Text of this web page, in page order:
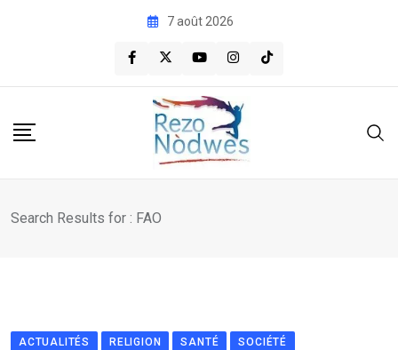
7 août 2026
Search Results for : FAO
ACTUALITÉS RELIGION SANTÉ SOCIÉTÉ